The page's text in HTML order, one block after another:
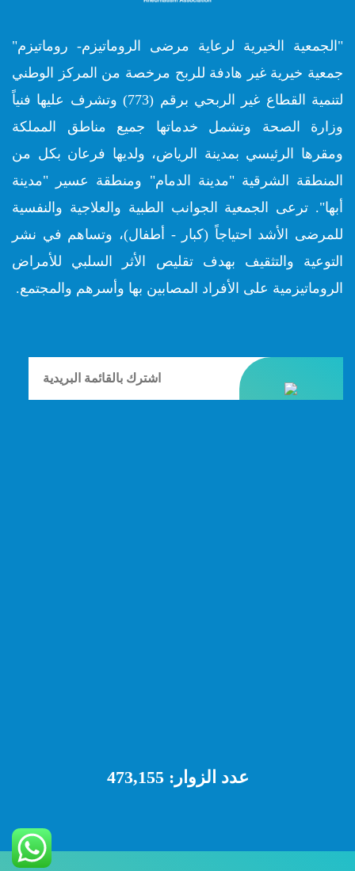
"الجمعية الخيرية لرعاية مرضى الروماتيزم- روماتيزم"
جمعية خيرية غير هادفة للربح مرخصة من المركز الوطني
لتنمية القطاع غير الربحي برقم (773) وتشرف عليها فنياً
وزارة الصحة وتشمل خدماتها جميع مناطق المملكة
ومقرها الرئيسي بمدينة الرياض، ولديها فرعان بكل من
المنطقة الشرقية "مدينة الدمام" ومنطقة عسير "مدينة
أبها". ترعى الجمعية الجوانب الطبية والعلاجية والنفسية
للمرضى الأشد احتياجاً (كبار - أطفال)، وتساهم في نشر
التوعية والتثقيف بهدف تقليص الأثر السلبي للأمراض
الروماتيزمية على الأفراد المصابين بها وأسرهم والمجتمع.
عدد الزوار:473,155